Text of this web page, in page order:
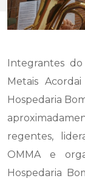
Integrantes
Metais
Hospedaria
regentes,
OMMA e
Hospedaria